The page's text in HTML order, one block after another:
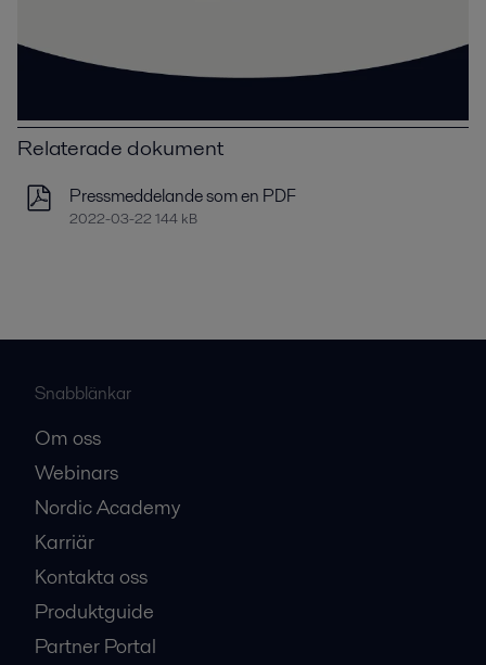
Relaterade dokument
Pressmeddelande som en PDF
2022-03-22 144 kB
Snabblänkar
Om oss
Webinars
Nordic Academy
Karriär
Kontakta oss
Produktguide
Partner Portal